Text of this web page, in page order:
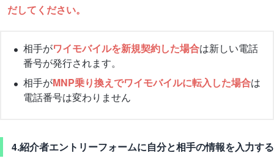
だしてください。
相手がワイモバイルを新規契約した場合は新しい電話
番号が発行されます。
相手がMNP乗り換えでワイモバイルに転入した場合は
電話番号は変わりません
4.紹介者エントリーフォームに自分と相手の情報を入力する